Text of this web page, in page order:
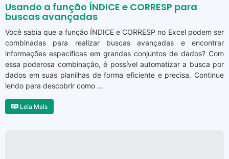
Usando a função ÍNDICE e CORRESP para
buscas avançadas
Você sabia que a função ÍNDICE e CORRESP no Excel podem ser
combinadas para realizar buscas avançadas e encontrar
informações específicas em grandes conjuntos de dados? Com
essa poderosa combinação, é possível automatizar a busca por
dados em suas planilhas de forma eficiente e precisa. Continue
lendo para descobrir como ...
Leia Mais